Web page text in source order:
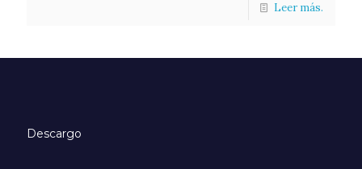
Leer más.
Descargo